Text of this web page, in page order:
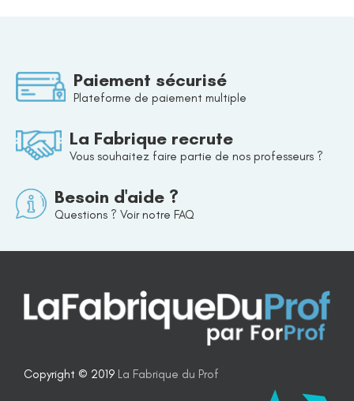
Paiement sécurisé
Plateforme de paiement multiple
La Fabrique recrute
Vous souhaitez faire partie de nos professeurs ?
Besoin d'aide ?
Questions ? Voir notre FAQ
Copyright © 2019 La Fabrique du Prof